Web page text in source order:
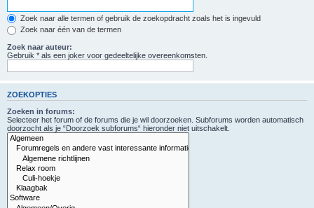
Zoek naar alle termen of gebruik de zoekopdracht zoals het is ingevuld
Zoek naar één van de termen
Zoek naar auteur:
Gebruik * als een joker voor gedeeltelijke overeenkomsten.
ZOEKOPTIES
Zoeken in forums:
Selecteer het forum of de forums die je wil doorzoeken. Subforums worden automatisch
doorzocht als je “Doorzoek subforums“ hieronder niet uitschakelt.